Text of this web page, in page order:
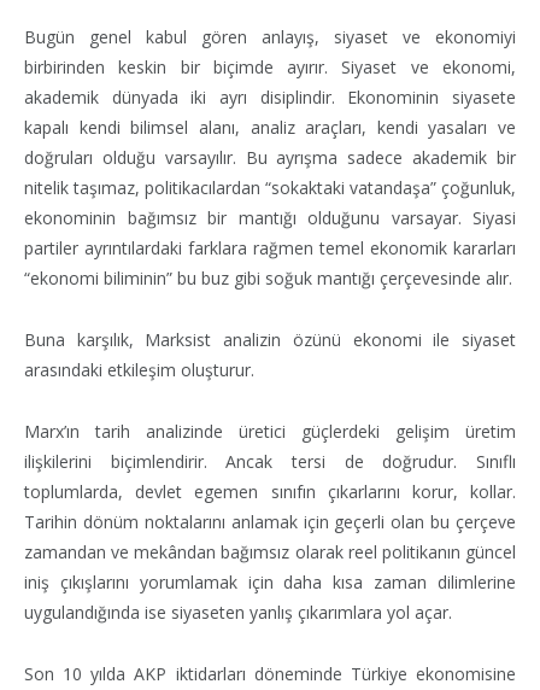
Bugün genel kabul gören anlayış, siyaset ve ekonomiyi
birbirinden keskin bir biçimde ayırır. Siyaset ve ekonomi,
akademik dünyada iki ayrı disiplindir. Ekonominin siyasete
kapalı kendi bilimsel alanı, analiz araçları, kendi yasaları ve
doğruları olduğu varsayılır. Bu ayrışma sadece akademik bir
nitelik taşımaz, politikacılardan “sokaktaki vatandaşa” çoğunluk,
ekonominin bağımsız bir mantığı olduğunu varsayar. Siyasi
partiler ayrıntılardaki farklara rağmen temel ekonomik kararları
“ekonomi biliminin” bu buz gibi soğuk mantığı çerçevesinde alır.
Buna karşılık, Marksist analizin özünü ekonomi ile siyaset
arasındaki etkileşim oluşturur.
Marx’ın tarih analizinde üretici güçlerdeki gelişim üretim
ilişkilerini biçimlendirir. Ancak tersi de doğrudur. Sınıflı
toplumlarda, devlet egemen sınıfın çıkarlarını korur, kollar.
Tarihin dönüm noktalarını anlamak için geçerli olan bu çerçeve
zamandan ve mekândan bağımsız olarak reel politikanın güncel
iniş çıkışlarını yorumlamak için daha kısa zaman dilimlerine
uygulandığında ise siyaseten yanlış çıkarımlara yol açar.
Son 10 yılda AKP iktidarları döneminde Türkiye ekonomisine